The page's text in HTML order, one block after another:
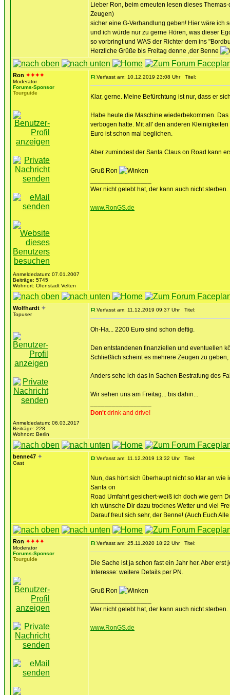
Lieber Ron, beim erneuten lesen dieses
Zeugen)
sicher eine G-Verhandlung geben! Hier wäre ich
und ich würde nur zu gerne Hören, was dieser
so vorbringt und WAS der Richter dem ins
Herzliche Grüße bis Freitag denne ,der Benne
Ron ✦✦✦✦
Moderator
Forums-Sponsor
Tourguide
Anmeldedatum: 07.01.2007
Beiträge: 5745
Wohnort: Ofenstadt Velten
Verfasst am: 10.12.2019 23:08 Uhr Titel:
Klar, gerne. Meine Befürchtung ist nur, dass er
Habe heute die Maschine wiederbekommen.
verbogen hatte. Mit all' den anderen
Euro ist schon mal beglichen.
Aber zumindest der Santa Claus on Road kann
Gruß Ron
Wer nicht gelebt hat, der kann auch nicht sterben.
www.RonGS.de
Wolfhardt ✦
Topuser
Anmeldedatum: 06.03.2017
Beiträge: 228
Wohnort: Berlin
Verfasst am: 11.12.2019 09:37 Uhr Titel:
Oh-Ha... 2200 Euro sind schon deftig.
Den entstandenen finanziellen und eventuellen
Schließlich scheint es mehrere Zeugen zu
Anders sehe ich das in Sachen Bestrafung des
Wir sehen uns am Freitag... bis dahin...
Don't drink and drive!
benne47 ✦
Gast
Verfasst am: 11.12.2019 13:32 Uhr Titel:
Nun, das hört sich überhaupt nicht so klar an
Santa on
Road Umfahrt gesichert-weiß ich doch wie gern
Ich wünsche Dir dazu trocknes Wetter und viel
Darauf freut sich sehr, der Benne! (Auch Euch
Ron ✦✦✦✦
Moderator
Forums-Sponsor
Tourguide
Verfasst am: 25.11.2020 18:22 Uhr Titel:
Die Sache ist ja schon fast ein Jahr her. Aber
Interesse: weitere Details per PN.
Gruß Ron
Wer nicht gelebt hat, der kann auch nicht sterben.
www.RonGS.de